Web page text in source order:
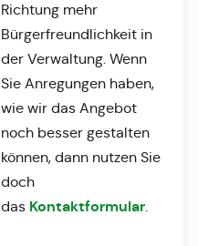
Richtung mehr
Bürgerfreundlichkeit in
der Verwaltung. Wenn
Sie Anregungen haben,
wie wir das Angebot
noch besser gestalten
können, dann nutzen Sie
doch
das Kontaktformular.